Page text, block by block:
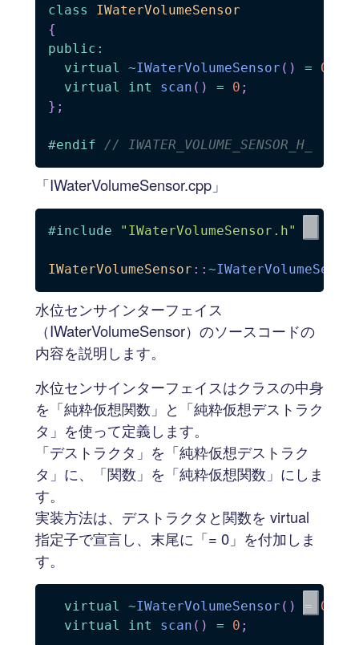
class
IWaterVolumeSensor
{
public :
virtual
~IWaterVolumeSensor ( ) = 0
virtual
int scan ( ) = 0 ;
} ;
#endif // IWATER_VOLUME_SENSOR_H_
「IWaterVolumeSensor.cpp」
#include "IWaterVolumeSensor.h"
IWaterVolumeSensor :: ~
水位センサインターフェイス
（IWaterVolumeSensor）のソースコードの
内容を説明します。
水位センサインターフェイスはクラスの中身
を「純粋仮想関数」と「純粋仮想デストラク
タ」を使って定義します。
「デストラクタ」を「純粋仮想デストラク
タ」に、「関数」を「純粋仮想関数」にしま
す。
実装方法は、デストラクタと関数を virtual
指定子で宣言し、末尾に「= 0」を付加しま
す。
virtual ~IWaterVolumeSensor ( ) = 0
virtual
int scan ( ) = 0 ;